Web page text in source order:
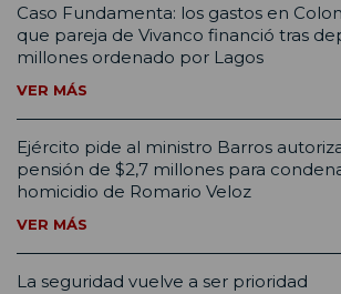
Caso Fundamenta: los gastos en
que pareja de Vivanco financió tras
millones ordenado por Lagos
VER MÁS
Ejército pide al ministro Barros
pensión de $2,7 millones para
homicidio de Romario Veloz
VER MÁS
La seguridad vuelve a ser prioridad